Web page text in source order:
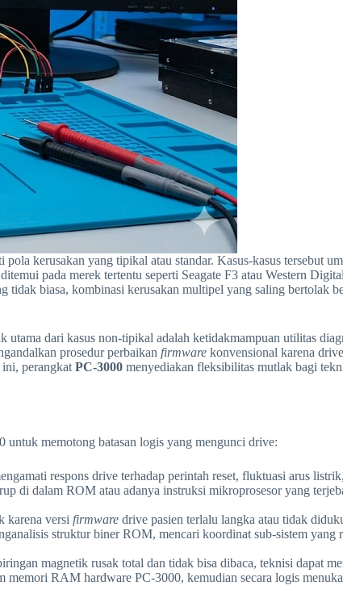
kerusakan yang tipikal atau standar. Kasus-kasus tersebut
pada merek tertentu seperti Seagate F3 atau Western
tidak biasa, kombinasi kerusakan multipel yang saling bertolak
utama dari kasus non-tipikal adalah ketidakmampuan utilitas
prosedur perbaikan firmware konvensional karena
perangkat PC-3000 menyediakan fleksibilitas mutlak bagi
memotong batasan logis yang mengunci drive:
respons drive terhadap perintah reset, fluktuasi arus
di dalam ROM atau adanya instruksi mikroprosesor yang
karena versi firmware drive pasien terlalu langka atau tidak
struktur biner ROM, mencari koordinat sub-sistem yang
magnetik rusak total dan tidak bisa dibaca, teknisi dapat
memori RAM hardware PC-3000, kemudian secara logis